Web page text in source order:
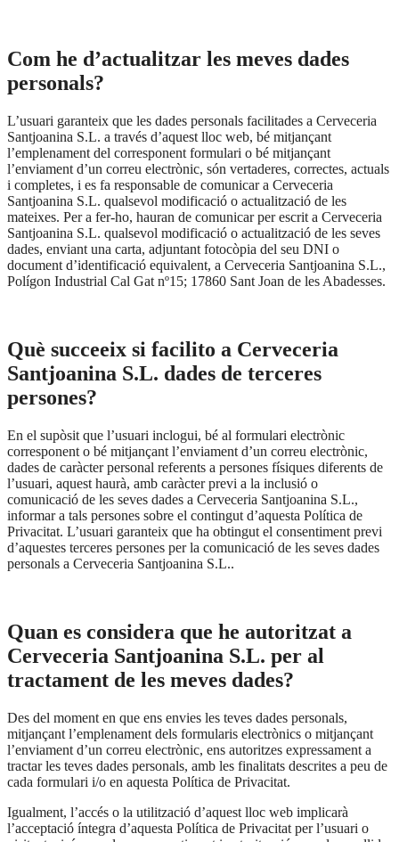
Com he d’actualitzar les meves dades
personals?
L’usuari garanteix que les dades personals facilitades a Cerveceria
Santjoanina S.L. a través d’aquest lloc web, bé mitjançant
l’emplenament del corresponent formulari o bé mitjançant
l’enviament d’un correu electrònic, són vertaderes, correctes, actuals
i completes, i es fa responsable de comunicar a Cerveceria
Santjoanina S.L. qualsevol modificació o actualització de les
mateixes. Per a fer-ho, hauran de comunicar per escrit a Cerveceria
Santjoanina S.L. qualsevol modificació o actualització de les seves
dades, enviant una carta, adjuntant fotocòpia del seu DNI o
document d’identificació equivalent, a Cerveceria Santjoanina S.L.,
Polígon Industrial Cal Gat nº15; 17860 Sant Joan de les Abadesses.
Què succeeix si facilito a Cerveceria
Santjoanina S.L. dades de terceres
persones?
En el supòsit que l’usuari inclogui, bé al formulari electrònic
corresponent o bé mitjançant l’enviament d’un correu electrònic,
dades de caràcter personal referents a persones físiques diferents de
l’usuari, aquest haurà, amb caràcter previ a la inclusió o
comunicació de les seves dades a Cerveceria Santjoanina S.L.,
informar a tals persones sobre el contingut d’aquesta Política de
Privacitat. L’usuari garanteix que ha obtingut el consentiment previ
d’aquestes terceres persones per la comunicació de les seves dades
personals a Cerveceria Santjoanina S.L..
Quan es considera que he autoritzat a
Cerveceria Santjoanina S.L. per al
tractament de les meves dades?
Des del moment en que ens envies les teves dades personals,
mitjançant l’emplenament dels formularis electrònics o mitjançant
l’enviament d’un correu electrònic, ens autoritzes expressament a
tractar les teves dades personals, amb les finalitats descrites a peu de
cada formulari i/o en aquesta Política de Privacitat.
Igualment, l’accés o la utilització d’aquest lloc web implicarà
l’acceptació íntegra d’aquesta Política de Privacitat per l’usuari o